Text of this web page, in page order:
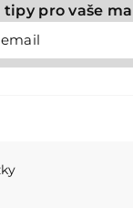
tipy pro vaše